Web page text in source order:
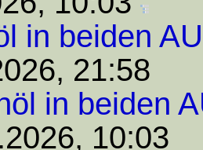
in beiden
21:58
in beiden
10:03